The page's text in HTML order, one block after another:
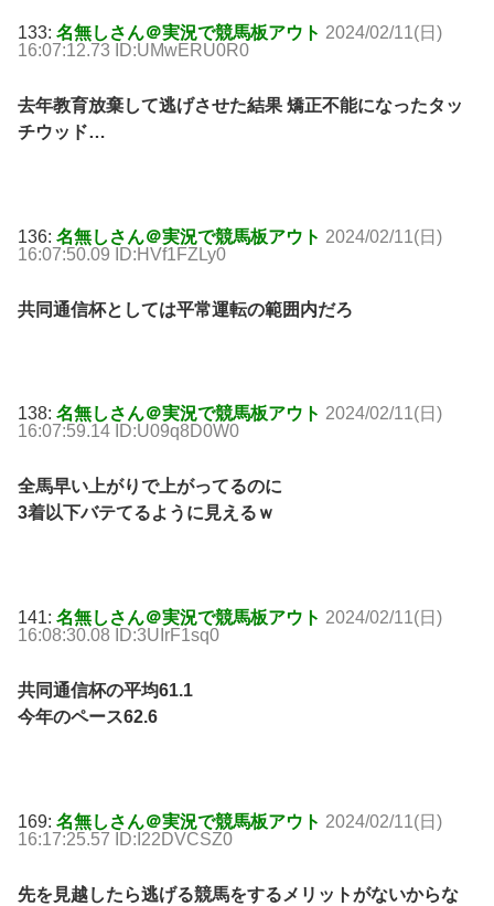
133: 名無しさん＠実況で競馬板アウト 2024/02/11(日)
16:07:12.73 ID:UMwERU0R0
去年教育放棄して逃げさせた結果 矯正不能になったタッ
チウッド…
136: 名無しさん＠実況で競馬板アウト 2024/02/11(日)
16:07:50.09 ID:HVf1FZLy0
共同通信杯としては平常運転の範囲内だろ
138: 名無しさん＠実況で競馬板アウト 2024/02/11(日)
16:07:59.14 ID:U09q8D0W0
全馬早い上がりで上がってるのに
3着以下バテてるように見えるｗ
141: 名無しさん＠実況で競馬板アウト 2024/02/11(日)
16:08:30.08 ID:3UIrF1sq0
共同通信杯の平均61.1
今年のペース62.6
169: 名無しさん＠実況で競馬板アウト 2024/02/11(日)
16:17:25.57 ID:I22DVCSZ0
先を見越したら逃げる競馬をするメリットがないからな